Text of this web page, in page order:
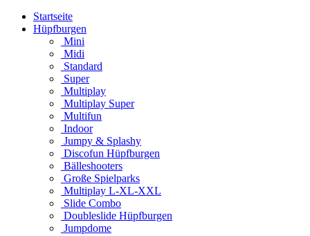
Startseite
Hüpfburgen
Mini
Midi
Standard
Super
Multiplay
Multiplay Super
Multifun
Indoor
Jumpy & Splashy
Discofun Hüpfburgen
Bälleshooters
Große Spielparks
Multiplay L-XL-XXL
Slide Combo
Doubleslide Hüpfburgen
Jumpdome